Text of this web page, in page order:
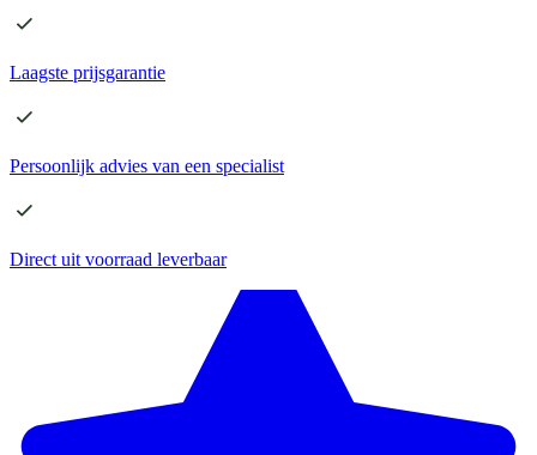
Laagste prijsgarantie
Persoonlijk advies van een specialist
Direct uit voorraad leverbaar